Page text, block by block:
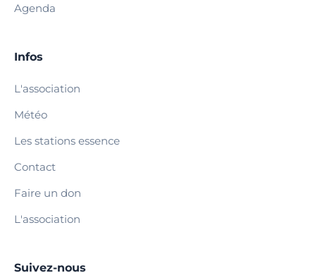
Agenda
Infos
L'association
Météo
Les stations essence
Contact
Faire un don
L'association
Suivez-nous